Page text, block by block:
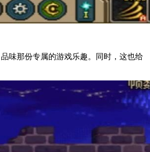
味那份专属的游戏乐趣。同时，这也给